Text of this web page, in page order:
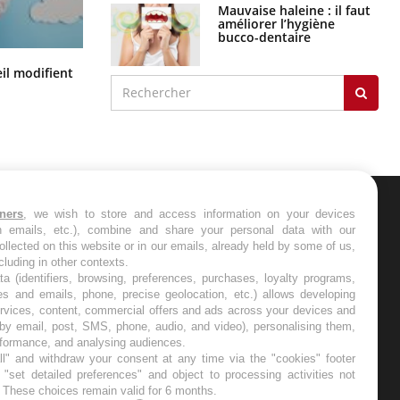
modifient Mon enfant est-il trop sensible ou
Mauvaise haleine : il faut
améliorer l’hygiène
bucco-dentaire
les semaines les meilleures
, we wish to store and access information on your devices
emails, etc.), combine and share your personal data with our
on this website or in our emails, already held by some of us,
in other contexts.
(identifiers, browsing, preferences, purchases, loyalty programs,
and emails, phone, precise geolocation, etc.) allows developing
content, commercial offers and ads across your devices and
email, post, SMS, phone, audio, and video), personalising them,
and analysing audiences.
and withdraw your consent at any time via the "cookies" footer
detailed preferences" and object to processing activities not
choices remain valid for 6 months.